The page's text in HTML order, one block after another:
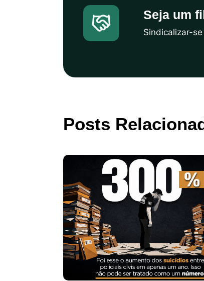
Seja um
Sindicalizar-
Posts